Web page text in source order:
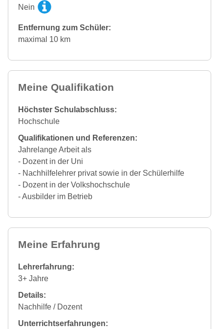
Nein
Entfernung zum Schüler:
maximal 10 km
Meine Qualifikation
Höchster Schulabschluss:
Hochschule
Qualifikationen und Referenzen:
Jahrelange Arbeit als
- Dozent in der Uni
- Nachhilfelehrer privat sowie in der Schülerhilfe
- Dozent in der Volkshochschule
- Ausbilder im Betrieb
Meine Erfahrung
Lehrerfahrung:
3+ Jahre
Details:
Nachhilfe / Dozent
Unterrichtserfahrungen: